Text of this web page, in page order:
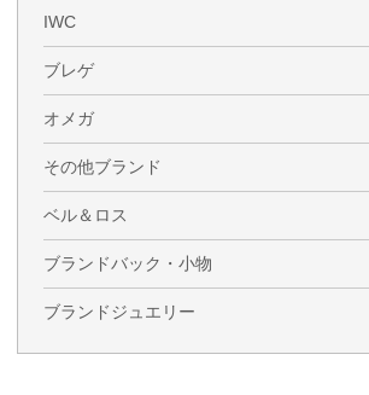
IWC
ブレゲ
オメガ
その他ブランド
ベル＆ロス
ブランドバック・小物
ブランドジュエリー